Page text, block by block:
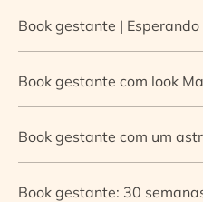
Book gestante | Esperando
Book gestante com look
Book gestante com um
Book gestante: 30